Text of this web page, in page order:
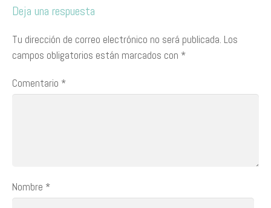
Deja una respuesta
Tu dirección de correo electrónico no será publicada. Los
campos obligatorios están marcados con *
Comentario *
Nombre *